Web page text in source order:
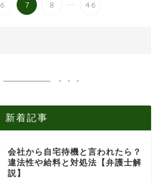
6 7 8 46
新着記事
会社から自宅待機と言われたら？
違法性や給料と対処法【弁護士解
説】